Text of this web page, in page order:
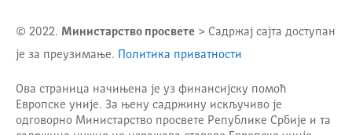
© 2022. Министарство просвете > Садржај сајта доступан
је за преузимање. Политика приватности
Ова страница начињена је уз финансијску помоћ
Европске уније. За њену садржину искључиво је
одговорно Министарство просвете Републике Србије и та